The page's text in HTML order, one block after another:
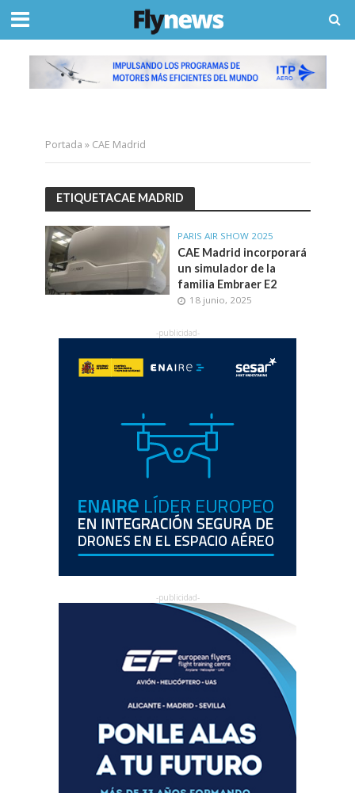
Portada » CAE Madrid
ETIQUETACAE MADRID
PARIS AIR SHOW 2025
CAE Madrid incorporará
un simulador de la
familia Embraer E2
18 junio, 2025